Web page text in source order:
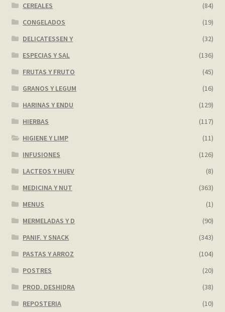
CEREALES
(84)
CONGELADOS
(19)
DELICATESSEN Y
(32)
ESPECIAS Y SAL
(136)
FRUTAS Y FRUTO
(45)
GRANOS Y LEGUM
(16)
HARINAS Y ENDU
(129)
HIERBAS
(117)
HIGIENE Y LIMP
(11)
INFUSIONES
(126)
LACTEOS Y HUEV
(8)
MEDICINA Y NUT
(363)
MENUS
(1)
MERMELADAS Y D
(90)
PANIF. Y SNACK
(343)
PASTAS Y ARROZ
(104)
POSTRES
(20)
PROD. DESHIDRA
(38)
REPOSTERIA
(10)